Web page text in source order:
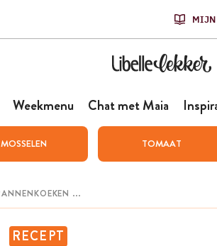
MIJN
Weekmenu Chat met Maia
MOSSELEN TOMAAT
RECEPT